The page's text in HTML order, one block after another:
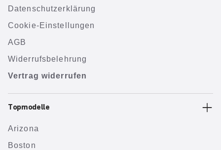
Datenschutzerklärung
Cookie-Einstellungen
AGB
Widerrufsbelehrung
Vertrag widerrufen
Topmodelle
Arizona
Boston